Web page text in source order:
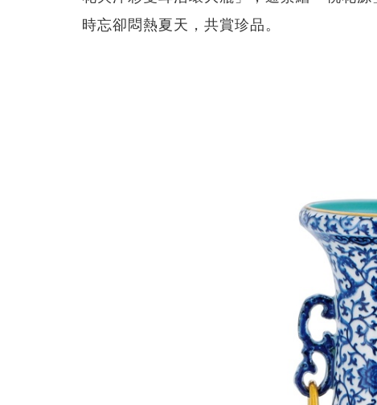
時忘卻悶熱夏天，共賞珍品。